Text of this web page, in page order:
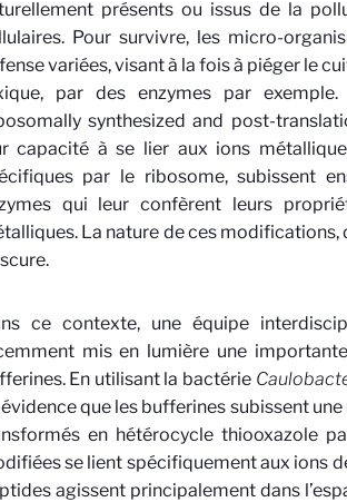
présents ou issus de la
Pour survivre, les micro-
variées, visant à la fois à piéger le
par des enzymes par
synthesized and post-
capacité à se lier aux ions
par le ribosome, subissent
qui leur confèrent leurs
La nature de ces
ce contexte, une équipe
mis en lumière une
En utilisant la bactérie
que les bufferines subissent
en hétérocycle thiooxazole
se lient spécifiquement aux ions
agissent principalement dans